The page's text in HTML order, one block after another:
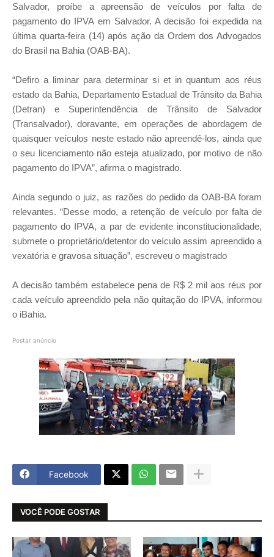
Salvador, proíbe a apreensão de veículos por falta de
pagamento do IPVA em Salvador. A decisão foi expedida na
última quarta-feira (14) após ação da Ordem dos Advogados
do Brasil na Bahia (OAB-BA).
“Defiro a liminar para determinar si et in quantum aos réus
estado da Bahia, Departamento Estadual de Trânsito da Bahia
(Detran) e Superintendência de Trânsito de Salvador
(Transalvador), doravante, em operações de abordagem de
quaisquer veículos neste estado não apreendê-los, ainda que
o seu licenciamento não esteja atualizado, por motivo de não
pagamento do IPVA”, afirma o magistrado.
Ainda segundo o juiz, as razões do pedido da OAB-BA foram
relevantes. “Desse modo, a retenção de veículo por falta de
pagamento do IPVA, a par de evidente inconstitucionalidade,
submete o proprietário/detentor do veículo assim apreendido a
vexatória e gravosa situação”, escreveu o magistrado
A decisão também estabelece pena de R$ 2 mil aos réus por
cada veículo apreendido pela não quitação do IPVA, informou
o iBahia.
Postar anúncio
Facebook
VOCÊ PODE GOSTAR